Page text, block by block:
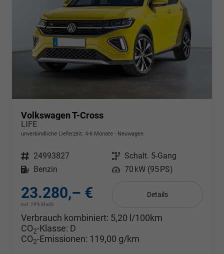
Volkswagen T-Cross
LIFE
unverbindliche Lieferzeit: 4-6 Monate Neuwagen
Fahrzeugnr. 24993827 Getriebe Schalt. 5-Gang
Kraftstoff
Benzin Leistung 70 kW (95 PS)
23.280,– €
incl. 19% MwSt.
Details
Verbrauch kombiniert: 5,20 l/100km
CO2-Klasse: D
CO2-Emissionen: 119,00 g/km